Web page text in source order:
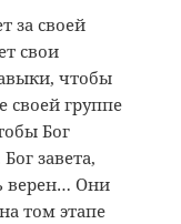
за своей
свои
чтобы
своей группе
Бог
завета,
верен… Они
том этапе